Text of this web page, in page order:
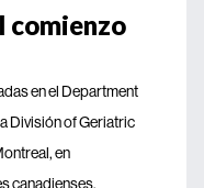
comienzo
en el Department
División of Geriatric
en
canadienses,